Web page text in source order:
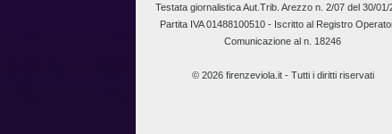
Testata giornalistica Aut.Trib. Arezzo n. 2/07 del 30/01/
Partita IVA 01488100510 - Iscritto al Registro
Comunicazione al n. 18246
© 2026 firenzeviola.it - Tutti i diritti riservati